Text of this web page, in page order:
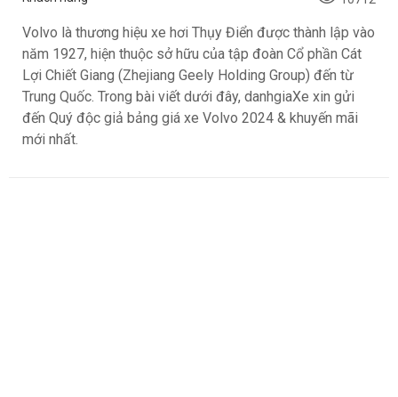
Volvo là thương hiệu xe hơi Thụy Điển được thành lập vào
năm 1927, hiện thuộc sở hữu của tập đoàn Cổ phần Cát
Lợi Chiết Giang (Zhejiang Geely Holding Group) đến từ
Trung Quốc. Trong bài viết dưới đây, danhgiaXe xin gửi
đến Quý độc giả bảng giá xe Volvo 2024 & khuyến mãi
mới nhất.